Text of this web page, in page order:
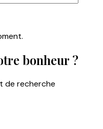
bonheur ?
de recherche